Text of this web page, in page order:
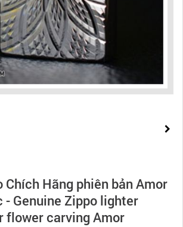
Chích Hãng phiên bản Amor
- Genuine Zippo lighter
flower carving Amor